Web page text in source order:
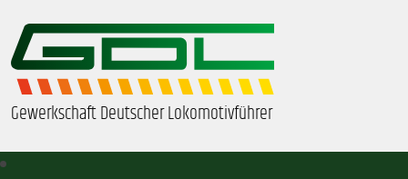
Gewerkschaft Deutscher Lokomotivführer